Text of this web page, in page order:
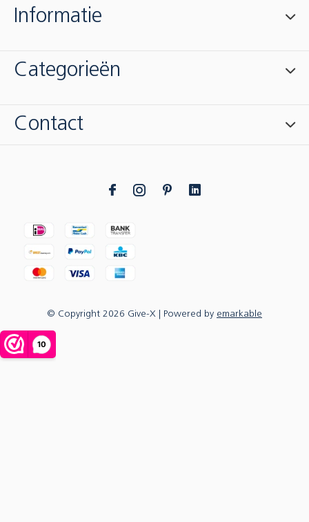
Informatie
Categorieën
Contact
© Copyright 2026 Give-X | Powered by emarkable